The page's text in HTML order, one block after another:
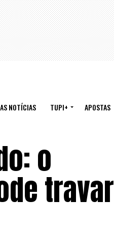
NOTÍCIAS TUPI+ APOSTAS
o
travar